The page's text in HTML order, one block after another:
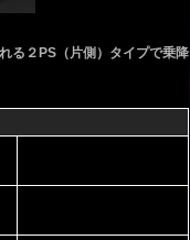
る２PS（片側）タイプで乗降